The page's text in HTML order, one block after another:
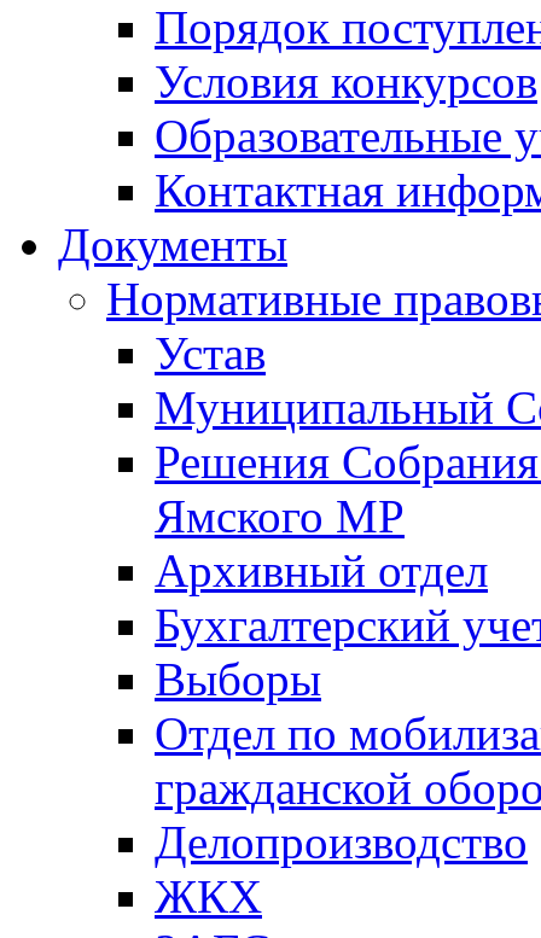
Порядок
Условия конкурсов
Образовательные
Контактная
Документы
Нормативные
Устав
Муниципальный
Решения
Ямского МР
Архивный отдел
Бухгалтерский
Выборы
Отдел по
гражданской
Делопроизводство
ЖКХ